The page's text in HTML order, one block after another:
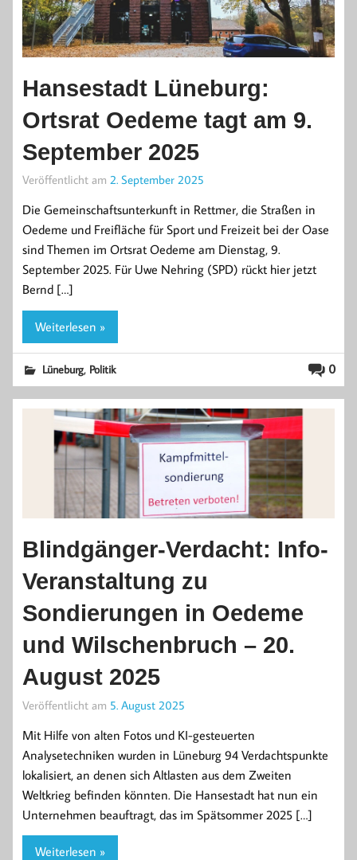
Hansestadt Lüneburg:
Ortsrat Oedeme tagt am 9.
September 2025
Veröffentlicht am 2. September 2025
Die Gemeinschaftsunterkunft in Rettmer, die Straßen in
Oedeme und Freifläche für Sport und Freizeit bei der Oase
sind Themen im Ortsrat Oedeme am Dienstag, 9.
September 2025. Für Uwe Nehring (SPD) rückt hier jetzt
Bernd […]
Weiterlesen »
0
Lüneburg, Politik
Blindgänger-Verdacht: Info-
Veranstaltung zu
Sondierungen in Oedeme
und Wilschenbruch – 20.
August 2025
Veröffentlicht am 5. August 2025
Mit Hilfe von alten Fotos und KI-gesteuerten
Analysetechniken wurden in Lüneburg 94 Verdachtspunkte
lokalisiert, an denen sich Altlasten aus dem Zweiten
Weltkrieg befinden könnten. Die Hansestadt hat nun ein
Unternehmen beauftragt, das im Spätsommer 2025 […]
Weiterlesen »